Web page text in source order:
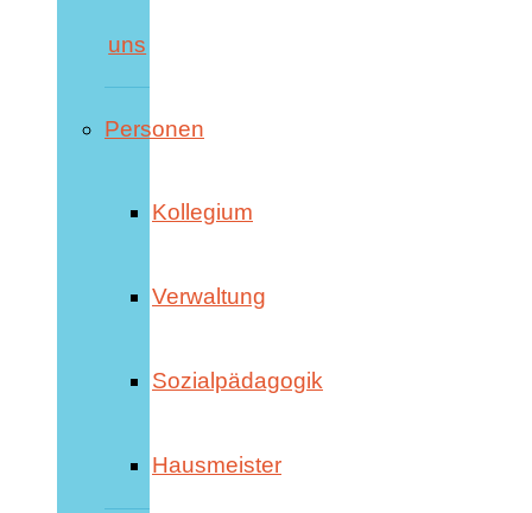
uns
Personen
Kollegium
Verwaltung
Sozialpädagogik
Hausmeister